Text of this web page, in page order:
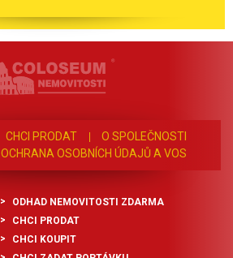
CHCI PRODAT
O SPOLEČNOSTI
OCHRANA OSOBNÍCH ÚDAJŮ A VOS
ODHAD NEMOVITOSTI ZDARMA
CHCI PRODAT
CHCI KOUPIT